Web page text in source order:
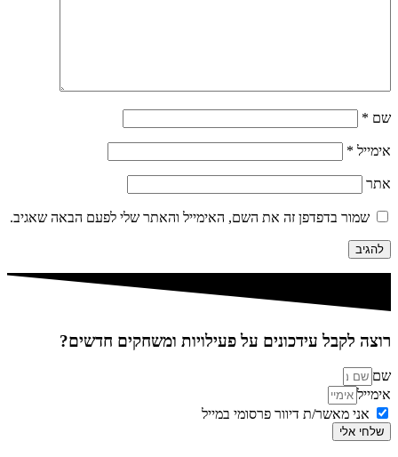
שם *
אימייל *
אתר
שמור בדפדפן זה את השם, האימייל והאתר שלי לפעם הבאה שאגיב.
רוצה לקבל עידכונים על פעילויות ומשחקים חדשים?
שם
אימייל
אני מאשר/ת דיוור פרסומי במייל
שלחי אלי